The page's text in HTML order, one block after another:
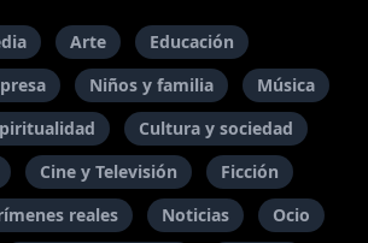
Arte
Educación
Niños y familia
Música
Cultura y sociedad
Cine y Televisión
Ficción
reales Noticias Ocio